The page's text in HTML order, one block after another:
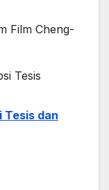
Film Cheng-
Tesis
Tesis dan